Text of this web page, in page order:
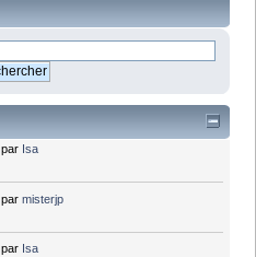
par Isa
parmisterjp
par Isa